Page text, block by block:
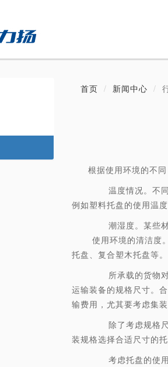
首页 新闻中心
根据使用环境的不同
温度情况。不同
例如塑料托盘的使用温
潮湿度。某些材
使用环境的清洁度。
托盘、复合塑木托盘等。
所承载的货物对
运输装备的规格尺寸。
输费用，尤其要考虑集
除了考虑规格尺
装规格选择合适尺寸的
考虑托盘的使用